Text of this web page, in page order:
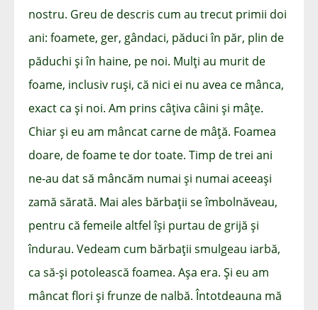
nostru. Greu de descris cum au trecut primii doi
ani: foamete, ger, gândaci, păduci în păr, plin de
păduchi și în haine, pe noi. Mulți au murit de
foame, inclusiv ruși, că nici ei nu avea ce mânca,
exact ca și noi. Am prins câțiva câini și mâțe.
Chiar și eu am mâncat carne de mâță. Foamea
doare, de foame te dor toate. Timp de trei ani
ne-au dat să mâncăm numai și numai aceeași
zamă sărată. Mai ales bărbații se îmbolnăveau,
pentru că femeile altfel își purtau de grijă și
îndurau. Vedeam cum bărbații smulgeau iarbă,
ca să-și potolească foamea. Așa era. Și eu am
mâncat flori și frunze de nalbă. Întotdeauna mă